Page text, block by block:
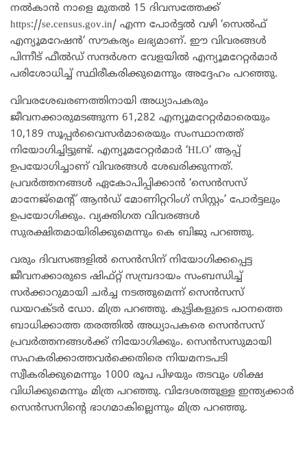
നൽകാൻ നാളെ മുതൽ 15 ദിവസത്തേക്ക്
https://se.census.gov.in/ എന്ന പോർട്ടൽ വഴി ‘സെൽഫ്
എന്യൂമറേഷൻ’ സൗകര്യം ലഭ്യമാണ്. ഈ വിവരങ്ങൾ
പിന്നീട് ഫീൽഡ് സന്ദർശന വേളയിൽ എന്യൂമറേറ്റർമാർ
പരിശോധിച്ച് സ്ഥിരീകരിക്കുമെന്നും അദ്ദേഹം പറഞ്ഞു.
വിവരശേഖരണത്തിനായി അധ്യാപകരും
ജീവനക്കാരുമടങ്ങുന്ന 61,282 എന്യൂമറേറ്റർമാരെയും
10,189 സൂപ്പർവൈസർമാരെയും സംസ്ഥാനത്ത്
നിയോഗിച്ചിട്ടുണ്ട്. എന്യൂമറേറ്റർമാർ ‘HLO’ ആപ്പ്
ഉപയോഗിച്ചാണ് വിവരങ്ങൾ ശേഖരിക്കുന്നത്.
പ്രവർത്തനങ്ങൾ ഏകോപിപ്പിക്കാൻ ‘സെൻസസ്
മാനേജ്മെന്റ് ആൻഡ് മോണിറ്ററിംഗ് സിസ്റ്റം’ പോർട്ടലും
ഉപയോഗിക്കും. വ്യക്തിഗത വിവരങ്ങൾ
സുരക്ഷിതമായിരിക്കുമെന്നും കെ ബിജു പറഞ്ഞു.
വരും ദിവസങ്ങളിൽ സെൻസിന് നിയോഗിക്കപ്പെട്ട
ജീവനക്കാരുടെ ഷിഫ്റ്റ് സമ്പ്രദായം സംബന്ധിച്ച്
സർക്കാറുമായി ചർച്ച നടത്തുമെന്ന് സെൻസസ്
ഡയറക്ടർ ഡോ. മിത്ര പറഞ്ഞു. കുട്ടികളുടെ പഠനത്തെ
ബാധിക്കാത്ത തരത്തിൽ അധ്യാപകരെ സെൻസസ്
പ്രവർത്തനങ്ങൾക്ക് നിയോഗിക്കും. സെൻസസുമായി
സഹകരിക്കാത്തവർക്കെതിരെ നിയമനടപടി
സ്വീകരിക്കുമെന്നും 1000 രൂപ പിഴയും തടവും ശിക്ഷ
വിധിക്കുമെന്നും മിത്ര പറഞ്ഞു. വിദേശത്തുള്ള ഇന്ത്യക്കാർ
സെൻസസിന്റെ ഭാഗമാകില്ലെന്നും മിത്ര പറഞ്ഞു.